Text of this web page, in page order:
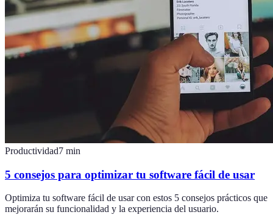
Productividad7 min
5 consejos para optimizar tu software fácil de usar
Optimiza tu software fácil de usar con estos 5 consejos prácticos que
mejorarán su funcionalidad y la experiencia del usuario.